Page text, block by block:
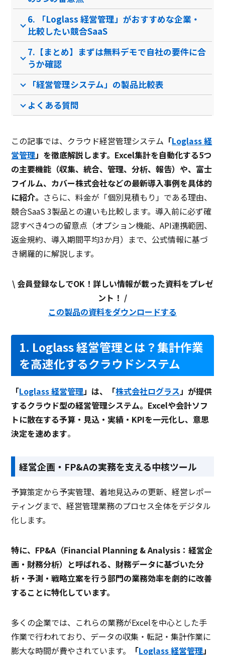
推奨環境
サポート
PCブラウザスマートフォ
ンブラウザ
PCブラウザ
6. 「Loglass 経営管理」がおすすめな企業・
比較したい競合SaaS
7.【まとめ】まずは無料デモで自社の要件に合
うか確認
「経営管理システム」の製品比較表
よくある質問
この記事では、クラウド経営管理システム 「Loglass 経
営管理」を徹底解説します。Excel集計を自動化する5つ
の主要機能（収集、統合、管理、分析、報告）や、富士
フイルム、カバー株式会社などの最新導入事例を具体的
に紹介。 さらに、料金が「個別見積もり」である理由、
競合SaaS 3製品との違いも比較します。導入前に必ず確
認すべき4つの留意点（オプション機能、API連携範囲、
返金規約、導入期間平均3か月）まで、公式情報に基づ
き網羅的に解説します。
\ 会員登録なしでOK！詳しい情報が載った資料をプレゼ
ント！ /
この製品の資料をダウンロードする
1. Loglass 経営管理とは？集計作業
を高速化するクラウドシステム
「Loglass 経営管理」は、「株式会社ログラス」が提供
するクラウド型の経営管理システム。Excelや会計ソフ
トに散在する予算・見込・実績・KPIを一元化し、意思
決定を速めます。
経営企画・FP&Aの実務を支える中核ツール
予算策定から予実管理、着地見込みの更新、経営レポー
ティングまで、経営管理業務のプロセス全体をデジタル
化します。
特に、FP&A（Financial Planning & Analysis：経営企
画・財務分析）と呼ばれる、財務データに基づいた分
析・予測・戦略立案を行う部門の業務効率を劇的に改善
することに特化しています。
多くの企業では、これらの業務がExcelを中心とした手
作業で行われており、データの収集・転記・集計作業に
膨大な時間が費やされています。
「Loglass 経営管理」